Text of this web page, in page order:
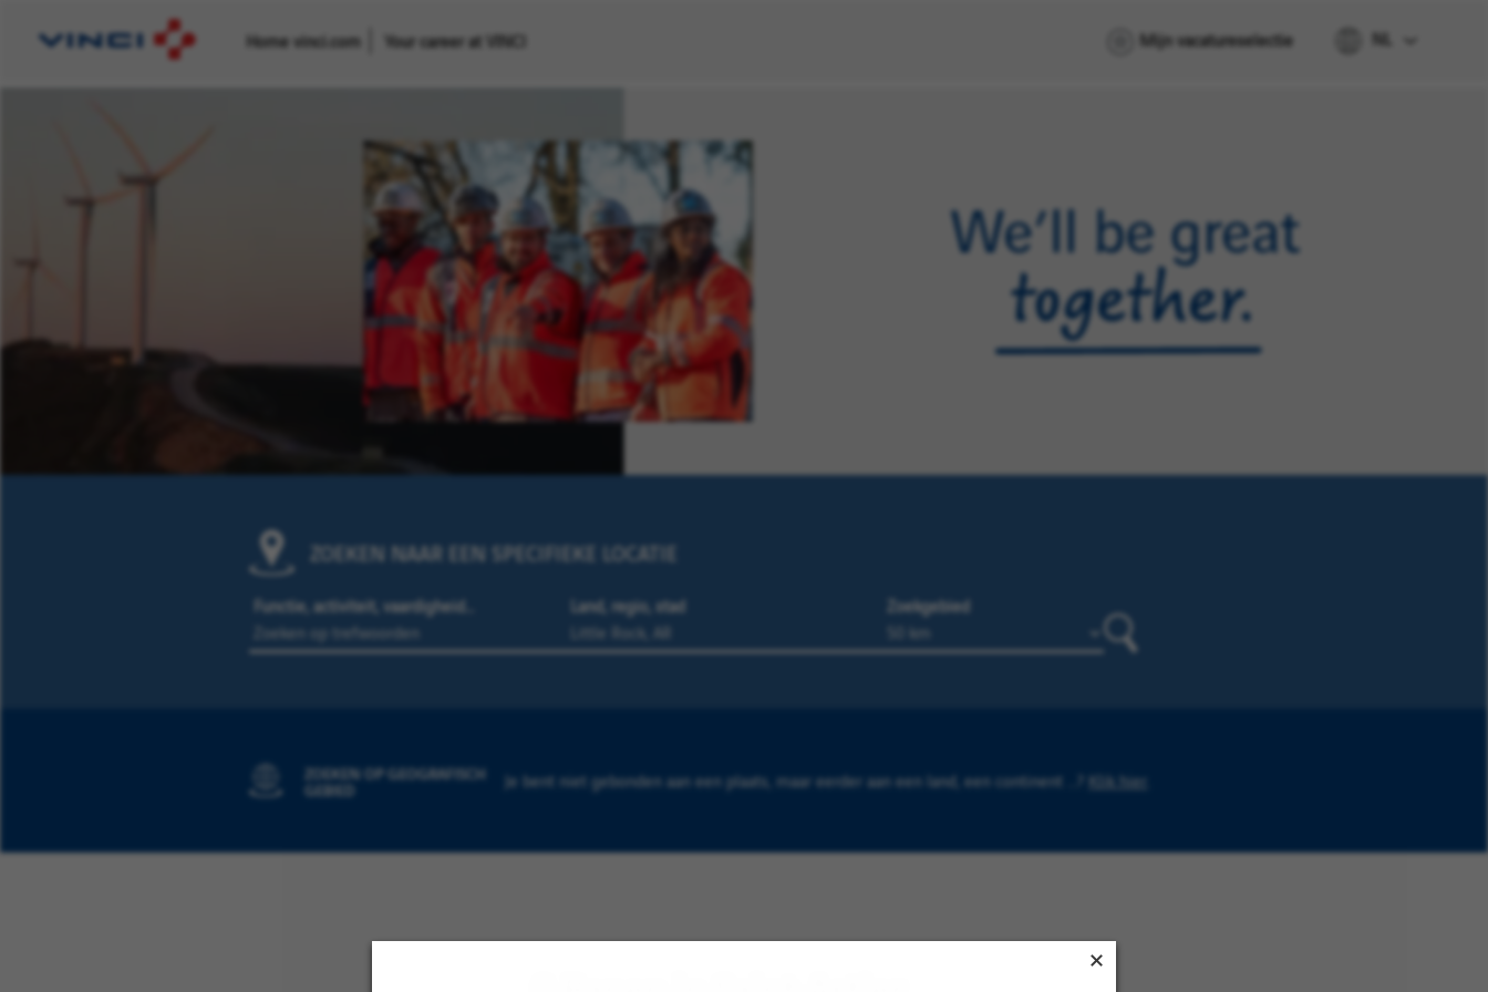
Home vinci.com Your career at VINCI Mijn vacatureselectie NL
ZOEKEN NAAR EEN SPECIFIEKE LOCATIE
Functie, activiteit, vaardigheid… Land, regio, stad Zoekgebied
ZOEKEN OP GEOGRAFISCH
GEBIED Je bent niet gebonden aan een plaats, maar eerder aan een land, een continent ...? Klik hier